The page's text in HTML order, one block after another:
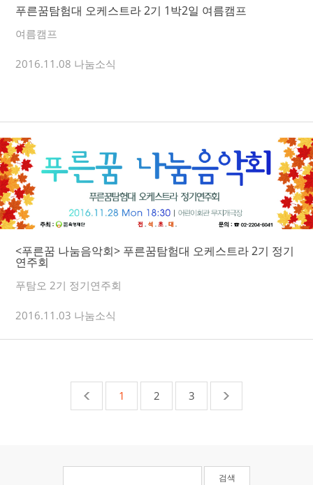
푸른꿈탐험대 오케스트라 2기 1박2일 여름캠프
여름캠프
2016.11.08 나눔소식
<푸른꿈 나눔음악회> 푸른꿈탐험대 오케스트라 2기 정기
연주회
푸탐오 2기 정기연주회
2016.11.03 나눔소식
1 2 3
검색